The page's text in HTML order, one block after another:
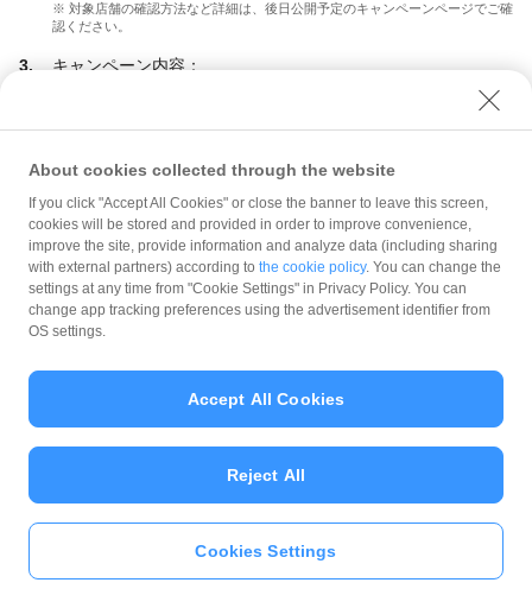
※ 対象店舗の確認方法など詳細は、後日公開予定のキャンペーンページでご確
認ください。
キャンペーン内容：
本キャンペーン開催期間中に、対象店舗で「PayPay」で支払
うと、最大20％のPayPayボーナスが付与されます。また、対
用した場合も同様に、本キャンペーンにおけるPayPayボーナ
ス付与の対象となります。
※ PayPayピックアップは、PayPay残高でのみお支払いが可能です。「Yahoo!
JAPANカード」を含め、クレジットカードでのお支払い、「PayPayあと払い
PayPayアプリをダウンロ
ード＞＞
About cookies collected through the website
If you click "Accept All Cookies" or close the banner to leave this screen,
cookies will be stored and provided in order to improve convenience,
improve the site, provide information and analyze data (including sharing
with external partners) according to the cookie policy. You can change the
settings at any time from "Cookie Settings" in Privacy Policy. You can
change app tracking preferences using the advertisement identifier from
OS settings.
Cookies Settings
Reject All
Accept All Cookies